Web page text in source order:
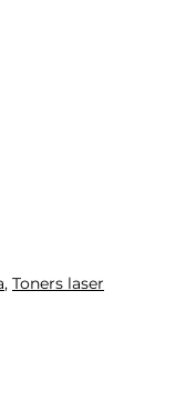
, Toners laser